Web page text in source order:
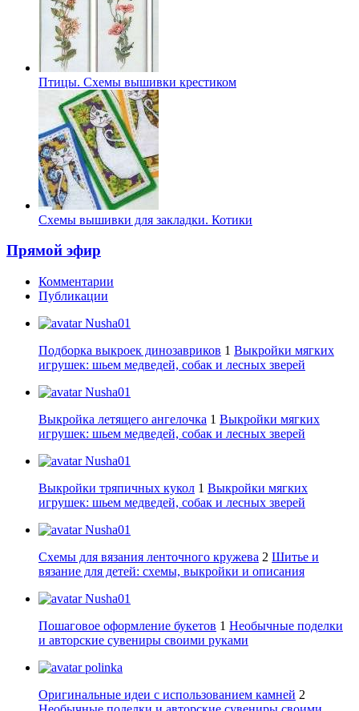
Птицы. Схемы вышивки крестиком
Схемы вышивки для закладки. Котики
Прямой эфир
Комментарии
Публикации
Nusha01
Подборка выкроек динозавриков 1 Выкройки мягких
игрушек: шьем медведей, собак и лесных зверей
Nusha01
Выкройка летящего ангелочка 1 Выкройки мягких
игрушек: шьем медведей, собак и лесных зверей
Nusha01
Выкройки тряпичных кукол 1 Выкройки мягких
игрушек: шьем медведей, собак и лесных зверей
Nusha01
Схемы для вязания ленточного кружева 2 Шитье и
вязание для детей: схемы, выкройки и описания
Nusha01
Пошаговое оформление букетов 1 Необычные поделки
и авторские сувениры своими руками
polinka
Оригинальные идеи с использованием камней 2